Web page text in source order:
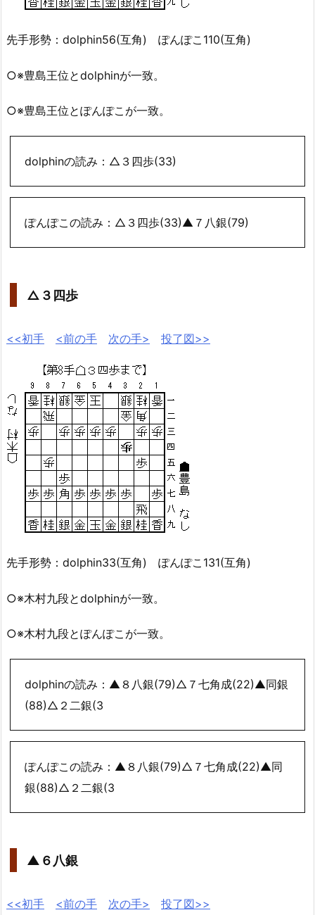
先手形勢：dolphin56(互角) ぽんぽこ110(互角)
○※豊島王位とdolphinが一致。
○※豊島王位とぽんぽこが一致。
dolphinの読み：△３四歩(33)
ぽんぽこの読み：△３四歩(33)▲７八銀(79)
△３四歩
<<初手 <前の手 次の手> 投了図>>
先手形勢：dolphin33(互角) ぽんぽこ131(互角)
○※木村九段とdolphinが一致。
○※木村九段とぽんぽこが一致。
dolphinの読み：▲８八銀(79)△７七角成(22)▲同銀
(88)△２二銀(3
ぽんぽこの読み：▲８八銀(79)△７七角成(22)▲同
銀(88)△２二銀(3
▲６八銀
<<初手 <前の手 次の手> 投了図>>